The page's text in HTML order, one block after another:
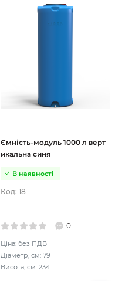
Ємність-модуль 1000 л верт
икальна синя
Код: 18
В наявності
0
Ціна: без ПДВ
Діаметр, см: 79
Висота, см: 234